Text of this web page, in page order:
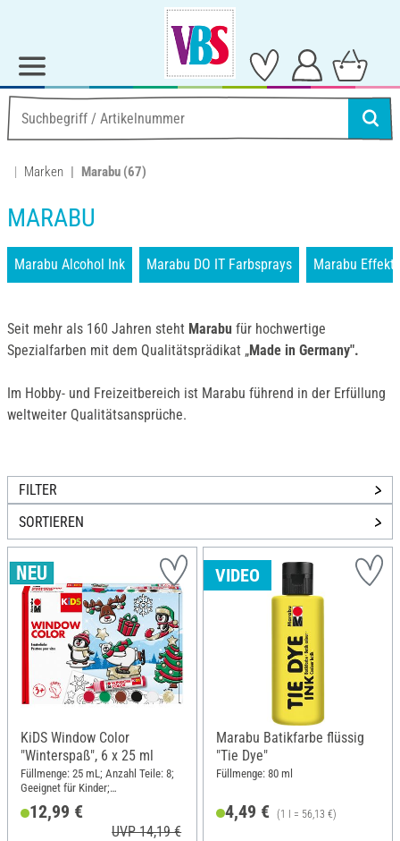
Marken Marabu (67)
MARABU
Marabu Alcohol Ink Marabu DO IT Farbsprays Marabu
Seit mehr als 160 Jahren steht Marabu für hochwertige
Spezialfarben mit dem Qualitätsprädikat „Made in Germany".
Im Hobby- und Freizeitbereich ist Marabu führend in der Erfüllung
weltweiter Qualitätsansprüche.
FILTER
SORTIEREN
KiDS Window Color
"Winterspaß", 6 x 25 ml
Füllmenge: 25 mL; Anzahl Teile: 8;
Geeignet für Kinder;
12,99 €
UVP 14,19 €
VIDEO
Marabu Batikfarbe flüssig
"Tie Dye"
Füllmenge: 80 ml
4,49 € (1 l = 56,13 €)